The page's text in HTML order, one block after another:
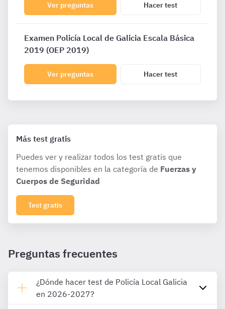
Ver preguntas Hacer test
Examen Policía Local de Galicia Escala Básica
2019 (OEP 2019)
Ver preguntas Hacer test
Más test gratis
Puedes ver y realizar todos los test gratis que
tenemos disponibles en la categoría de Fuerzas y
Cuerpos de Seguridad
Test gratis
Preguntas frecuentes
¿Dónde hacer test de Policía Local Galicia
en 2026-2027?